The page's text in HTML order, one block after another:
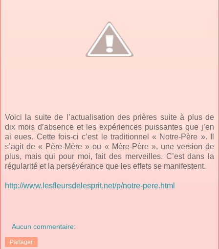
Voici la suite de l’actualisation des prières suite à plus de
dix mois d’absence et les expériences puissantes que j’en
ai eues. Cette fois-ci c’est le traditionnel « Notre-Père ». Il
s’agit de « Père-Mère » ou « Mère-Père », une version de
plus, mais qui pour moi, fait des merveilles. C’est dans la
régularité et la persévérance que les effets se manifestent.
http://www.lesfleursdelesprit.net/p/notre-pere.html
Aucun commentaire:
Partager